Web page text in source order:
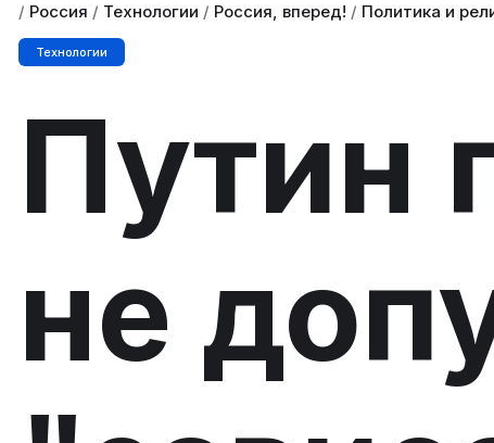
/ Россия / Технологии / Россия, вперед! / Политика и
Технологии
Путин
не